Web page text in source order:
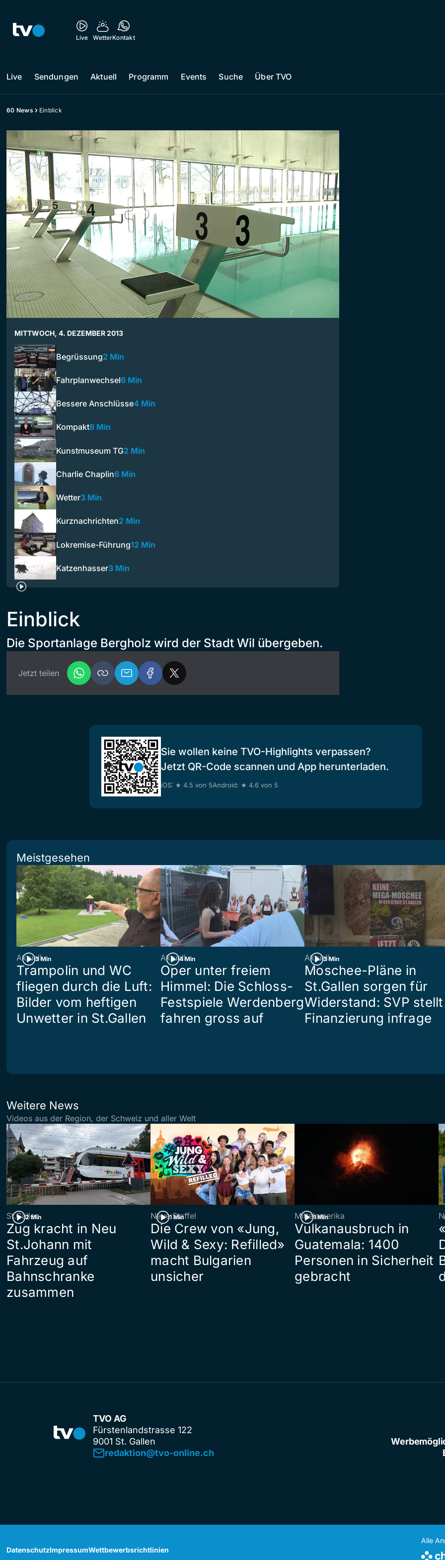
Live WetterKontakt
Live Sendungen Aktuell Programm Events Suche Über TVO
60 News Einblick
MITTWOCH, 4. DEZEMBER 2013
Begrüssung2 Min
Fahrplanwechsel6 Min
Bessere Anschlüsse4 Min
Kompakt8 Min
Kunstmuseum TG2 Min
Charlie Chaplin6 Min
Wetter3 Min
Kurznachrichten2 Min
Lokremise-Führung12 Min
Katzenhasser3 Min
Einblick
Die Sportanlage Bergholz wird der Stadt Wil übergeben.
Jetzt teilen
Sie wollen keine TVO-Highlights verpassen?
Jetzt QR-Code scannen und App herunterladen.
iOS: ★ 4.5 von 5Android: ★ 4.6 von 5
Meistgesehen
3 Min
Aktuell
Trampolin und WC
fliegen durch die Luft:
Bilder vom heftigen
Unwetter in St.Gallen
4 Min
Aktuell
Oper unter freiem
Himmel: Die Schloss-
Festspiele Werdenberg
fahren gross auf
3 Min
Aktuell
Moschee-Pläne in
St.Gallen sorgen für
Widerstand: SVP stellt
Finanzierung infrage
Weitere News
Videos aus der Region, der Schweiz und aller Welt
2 Min
St.Gallen
Zug kracht in Neu
St.Johann mit
Fahrzeug auf
Bahnschranke
zusammen
1 Min
Neue Staffel
Die Crew von «Jung,
Wild & Sexy: Refilled»
macht Bulgarien
unsicher
1 Min
Mittelamerika
Vulkanausbruch in
Guatemala: 1400
Personen in Sicherheit
gebracht
TVO AG
Fürstenlandstrasse 122
9001 St. Gallen
redaktion@tvo-online.ch
DatenschutzImpressumWettbewerbsrichtlinien
Alle